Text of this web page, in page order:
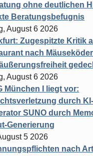
ohne deutlichen
Beratungsbefugnis
August 6 2026
Zugespitzte Kritik
nach
August 6 2026
München I liegt vor:
durch KI-
SUNO durch
Generierung
5 2026
nach